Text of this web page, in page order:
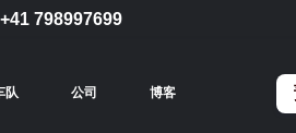
+41 798997699
队 公司 博客